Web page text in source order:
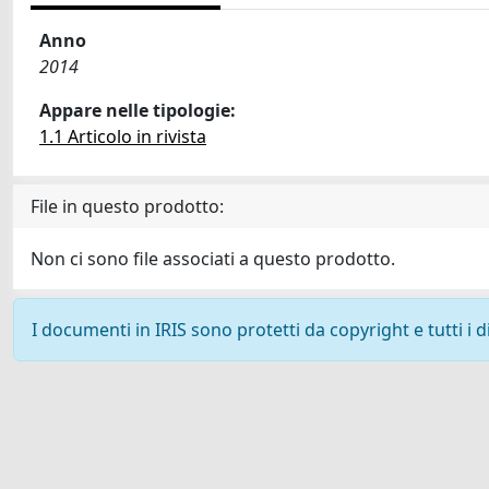
Anno
2014
Appare nelle tipologie:
1.1 Articolo in rivista
File in questo prodotto:
Non ci sono file associati a questo prodotto.
I documenti in IRIS sono protetti da copyright e tutti i